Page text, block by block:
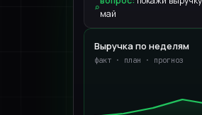
⌕
май
Выручка по неделям
факт · план · прогноз